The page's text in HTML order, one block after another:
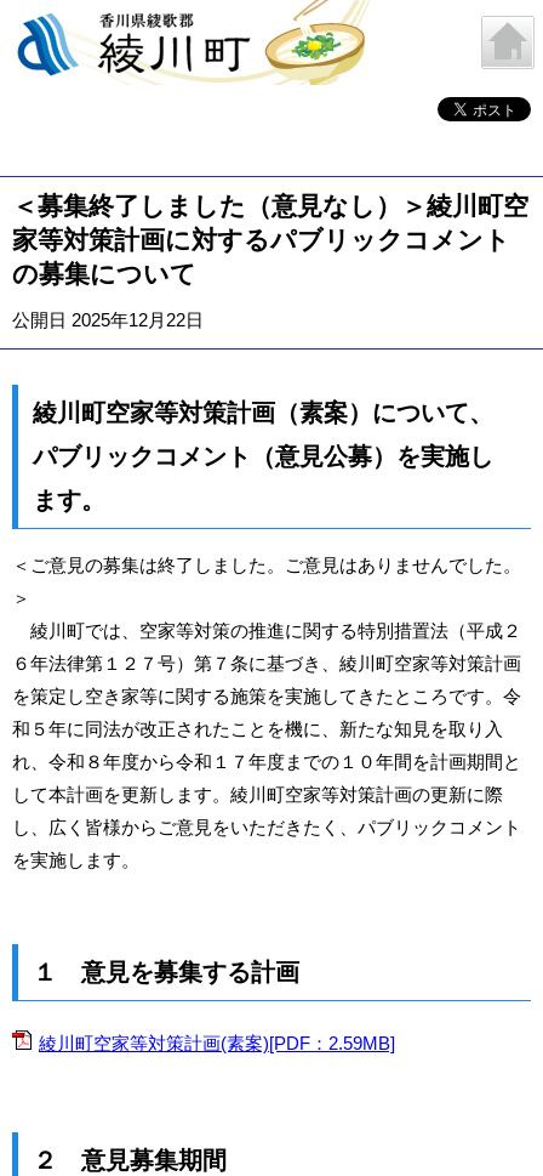
＜募集終了しました（意見なし）＞綾川町空
家等対策計画に対するパブリックコメント
の募集について
公開日 2025年12月22日
綾川町空家等対策計画（素案）について、
パブリックコメント（意見公募）を実施し
ます。
＜ご意見の募集は終了しました。ご意見はありませんでした。
＞
綾川町では、空家等対策の推進に関する特別措置法（平成２
６年法律第１２７号）第７条に基づき、綾川町空家等対策計画
を策定し空き家等に関する施策を実施してきたところです。令
和５年に同法が改正されたことを機に、新たな知見を取り入
れ、令和８年度から令和１７年度までの１０年間を計画期間と
して本計画を更新します。綾川町空家等対策計画の更新に際
し、広く皆様からご意見をいただきたく、パブリックコメント
を実施します。
１ 意見を募集する計画
綾川町空家等対策計画(素案)[PDF：2.59MB]
２ 意見募集期間